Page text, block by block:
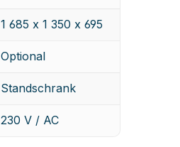
1 685 x 1 350 x 695
Optional
Standschrank
230 V / AC